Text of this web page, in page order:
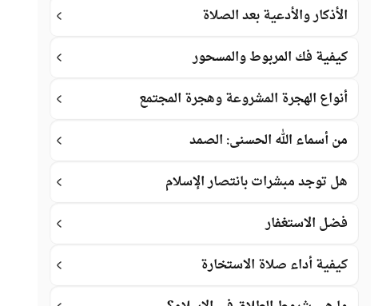
الأذكار والأدعية بعد الصلاة
كيفية فك المربوط والمسحور
أنواع الهجرة المشروعة وهجرة المجتمع
من أسماء الله الحسنى: الصمد
هل توجد مبشرات بانتصار الإسلام
فضل الاستغفار
كيفية أداء صلاة الاستخارة